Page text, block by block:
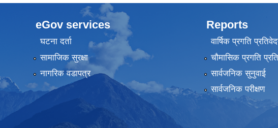
eGov services
घटना दर्ता
सामाजिक सुरक्षा
नागरिक वडापत्र
Reports
वार्षिक प्रगति
चौमासिक प्रगति
सार्वजनिक सुनुवाई
सार्वजनिक परीक्षण